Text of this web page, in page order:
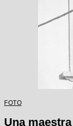
FOTO
Una